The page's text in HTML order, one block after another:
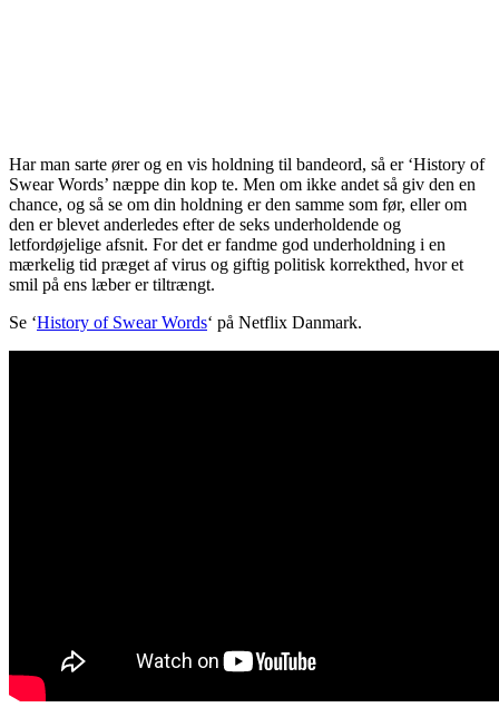
Har man sarte ører og en vis holdning til bandeord, så er ‘History of
Swear Words’ næppe din kop te. Men om ikke andet så giv den en
chance, og så se om din holdning er den samme som før, eller om
den er blevet anderledes efter de seks underholdende og
letfordøjelige afsnit. For det er fandme god underholdning i en
mærkelig tid præget af virus og giftig politisk korrekthed, hvor et
smil på ens læber er tiltrængt.
Se ‘History of Swear Words‘ på Netflix Danmark.